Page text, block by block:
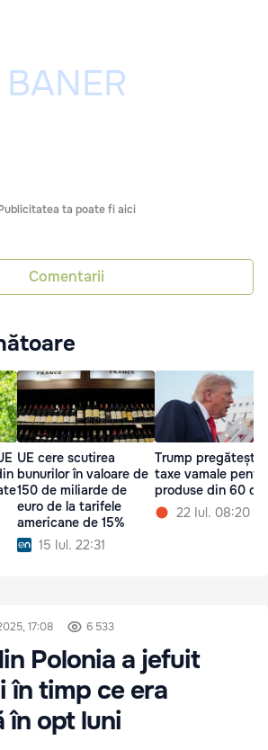
ta poate fi aici
Comentarii
UE cere scutirea
bunurilor în valoare de
150 de miliarde de
euro de la tarifele
americane de 15%
15 Iul. 22:31
Trump pregătește
taxe vamale pentru
produse din 60
22 Iul. 08:20
17:08 6 533
Polonia a jefuit
în timp ce era
în opt luni